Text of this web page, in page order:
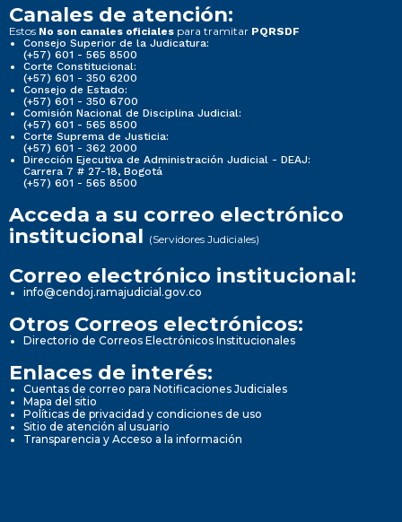
Canales de atención:
Estos No son canales oficiales para tramitar PQRSDF
Consejo Superior de la Judicatura:
(+57) 601 - 565 8500
Corte Constitucional:
(+57) 601 - 350 6200
Consejo de Estado:
(+57) 601 - 350 6700
Comisión Nacional de Disciplina Judicial:
(+57) 601 - 565 8500
Corte Suprema de Justicia:
(+57) 601 - 362 2000
Dirección Ejecutiva de Administración Judicial - DEAJ:
Carrera 7 # 27-18, Bogotá
(+57) 601 - 565 8500
Acceda a su correo electrónico
institucional (Servidores Judiciales)
Correo electrónico institucional:
info@cendoj.ramajudicial.gov.co
Otros Correos electrónicos:
Directorio de Correos Electrónicos Institucionales
Enlaces de interés:
Cuentas de correo para Notificaciones Judiciales
Mapa del sitio
Políticas de privacidad y condiciones de uso
Sitio de atención al usuario
Transparencia y Acceso a la información